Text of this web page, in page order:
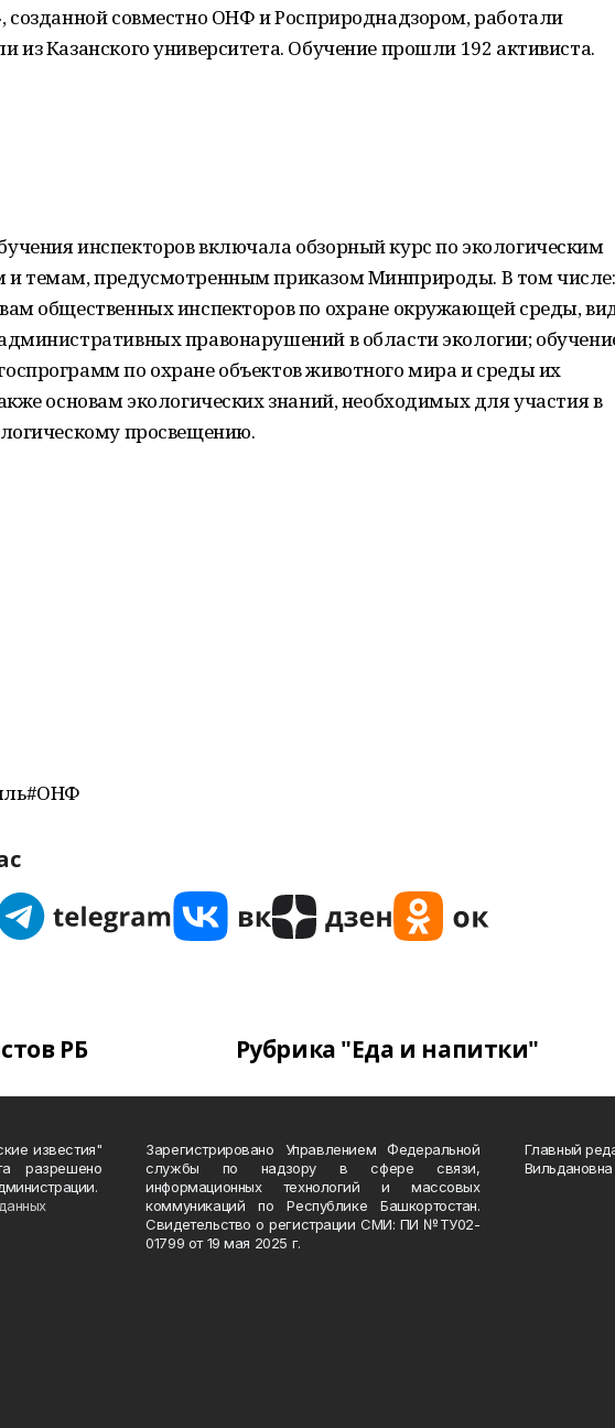
созданной совместно ОНФ и Росприроднадзором, работали
из Казанского университета. Обучение прошли 192 активиста.
инспекторов включала обзорный курс по экологическим
и темам, предусмотренным приказом Минприроды. В том числе:
общественных инспекторов по охране окружающей среды,
правонарушений в области экологии;
по охране объектов животного мира и среды их
основам экологических знаний, необходимых для участия в
просвещению.
РБ Рубрика "Еда и напитки"
известия"
разрешено
Зарегистрировано Управлением Федеральной
службы по надзору в сфере связи,
информационных технологий и массовых
коммуникаций по Республике Башкортостан.
Свидетельство о регистрации СМИ: ПИ №ТУ02-
01799 от 19 мая 2025 г.
Главный
Вильдановна